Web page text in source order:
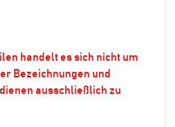
handelt es sich nicht um
Bezeichnungen und
ausschließlich zu